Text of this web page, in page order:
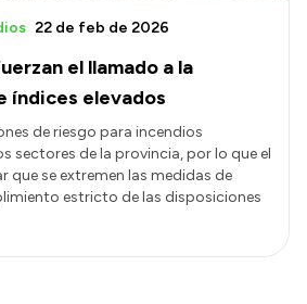
el llamado a la
índices elevados
22 de feb de 2026
de riesgo para incendios
sectores de la provincia, por lo que el
que se extremen las medidas de
estricto de las disposiciones